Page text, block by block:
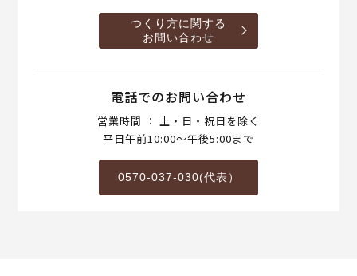
つくり方に関する
お問い合わせ
電話でのお問い合わせ
営業時間 ： 土・日・祝日を除く
平日午前10:00～午後5:00まで
0570-037-030(代表）